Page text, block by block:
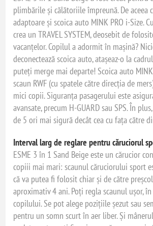
plimbările și călătoriile împreună. De aceea
adaptoare și scoica auto MINK PRO i-Size.
crea un TRAVEL SYSTEM, deosebit de
vacanțelor. Copilul a adormit în mașină?
deconectează scoica auto, atașeaz-o la
puteți merge mai departe! Scoica auto
scaun RWF (cu spatele către direcția de
mici copii. Siguranța pasagerului este
avansate, precum H-GUARD sau SPS. În
de 5 ori mai sigură decât cea cu fața către
Interval larg de reglare pentru căruciorul
ESME 3 în 1 Sand Beige este un cărucior
copiii mai mari: scaunul căruciorului sport
că va putea fi folosit chiar și de către
aproximativ 4 ani. Poți regla scaunul ușor,
copilului. Se pot alege pozițiile șezut sau
pentru un somn scurt în aer liber. Și